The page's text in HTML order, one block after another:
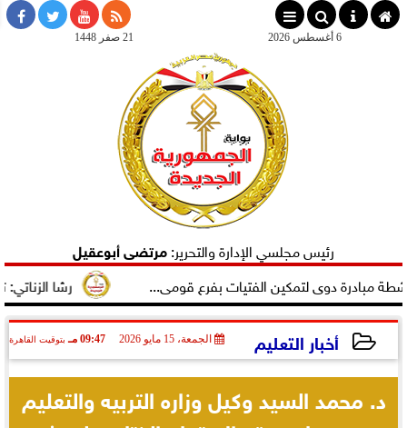
× 21 صفر 1448 6 أغسطس 2026
رئيس مجلسي الإدارة والتحرير:مرتضى أبوعقيل
رشا الزناتي: تهنئ دوى لتمكين الفتيات بفرع قومى...
أخبار التعليم الجمعة، 15 مايو 2026 09:47 مـ بتوقيت القاهرة
د. محمد السيد وكيل وزاره التربيه والتعليم